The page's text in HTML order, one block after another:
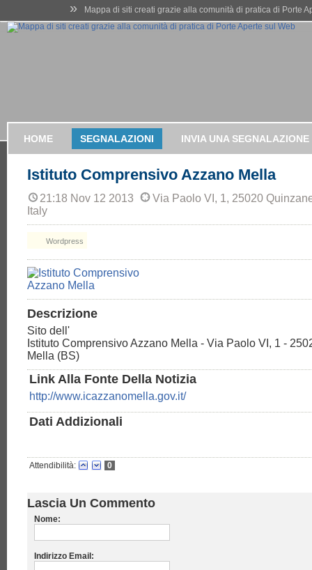
» Mappa di siti creati grazie alla comunità di pratica di Porte
HOME SEGNALAZIONI INVIA UNA SEGNALAZIONE
Istituto Comprensivo Azzano Mella
21:18 Nov 12 2013
Via Paolo VI, 1, 25020
Italy
Wordpress
Descrizione
Sito dell'
Istituto Comprensivo Azzano Mella - Via Paolo VI, 1 -
Mella (BS)
Link Alla Fonte Della Notizia
http://www.icazzanomella.gov.it/
Dati Addizionali
Attendibilità: 0
Lascia Un Commento
Nome:
Indirizzo Email: